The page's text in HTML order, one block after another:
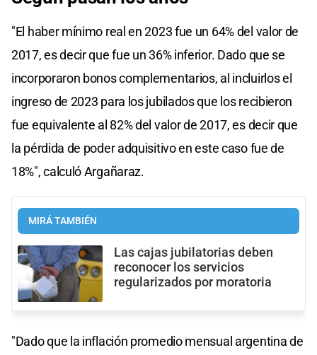
"El haber mínimo real en 2023 fue un 64% del valor de
2017, es decir que fue un 36% inferior. Dado que se
incorporaron bonos complementarios, al incluirlos el
ingreso de 2023 para los jubilados que los recibieron
fue equivalente al 82% del valor de 2017, es decir que
la pérdida de poder adquisitivo en este caso fue de
18%", calculó Argañaraz.
MIRÁ TAMBIÉN
Las cajas jubilatorias deben
reconocer los servicios
regularizados por moratoria
"Dado que la inflación promedio mensual argentina de